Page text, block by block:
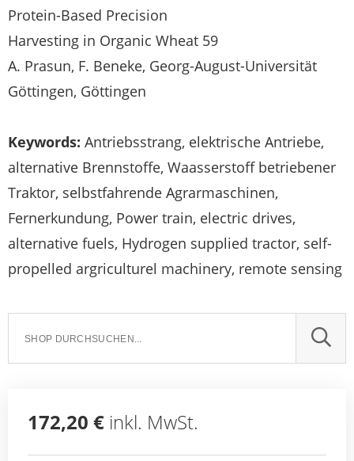
Protein-Based Precision
Harvesting in Organic Wheat 59
A. Prasun, F. Beneke, Georg-August-Universität
Göttingen, Göttingen
Keywords: Antriebsstrang, elektrische Antriebe,
alternative Brennstoffe, Waasserstoff betriebener
Traktor, selbstfahrende Agrarmaschinen,
Fernerkundung, Power train, electric drives,
alternative fuels, Hydrogen supplied tractor, self-
propelled argriculturel machinery, remote sensing
172,20 € inkl. MwSt.